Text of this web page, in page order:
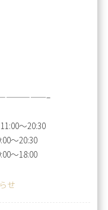
～20:30
～20:30
～18:00
せ